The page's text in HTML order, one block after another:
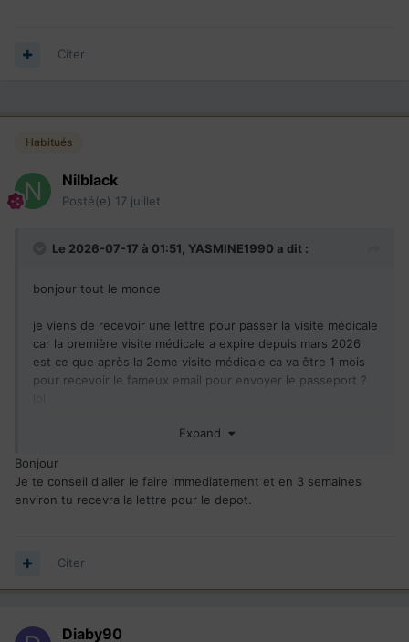
Citer
Habitués
Nilblack
Posté(e) 17 juillet
Le 2026-07-17 à 01:51, YASMINE1990 a dit :
bonjour tout le monde
je viens de recevoir une lettre pour passer la visite médicale
car la première visite médicale a expire depuis mars 2026
est ce que après la 2eme visite médicale ca va être 1 mois
pour recevoir le fameux email pour envoyer le passeport ?
dossier parrainage envoyé novembre 2023
antécédant ok
biométrique ok
visite médicale expire depuis mars 2026
Expand
Bonjour
Je te conseil d'aller le faire immediatement et en 3 semaines
environ tu recevra la lettre pour le depot.
Citer
Diaby90